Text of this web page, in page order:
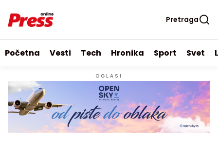
Pretraga
Početna Vesti Tech Hronika Sport Svet
OGLASI